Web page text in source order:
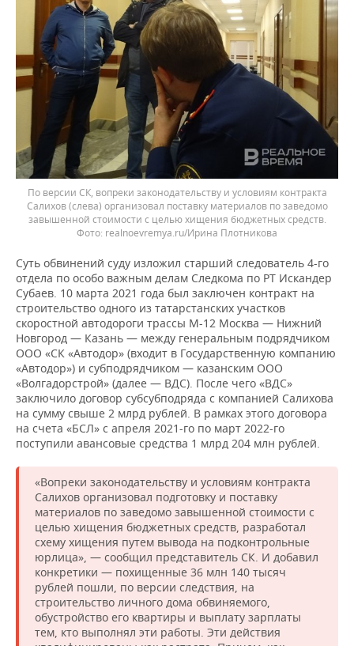
По версии СК, вопреки законодательству и условиям контракта
Салихов (слева) организовал поставку материалов по заведомо
завышенной стоимости с целью хищения бюджетных средств.
realnoevremya.ru/Ирина Плотникова
Суть обвинений суду изложил старший следователь 4-го
отдела по особо важным делам Следкома по РТ Искандер
Субаев. 10 марта 2021 года был заключен контракт на
строительство одного из татарстанских участков
скоростной автодороги трассы М-12 Москва — Нижний
Новгород — Казань — между генеральным подрядчиком
ООО «СК «Автодор» (входит в Государственную компанию
«Автодор») и субподрядчиком — казанским ООО
«Волгадорстрой» (далее — ВДС). После чего «ВДС»
заключило договор субсубподряда с компанией Салихова
на сумму свыше 2 млрд рублей. В рамках этого договора
на счета «БСЛ» с апреля 2021-го по март 2022-го
поступили авансовые средства 1 млрд 204 млн рублей.
«Вопреки законодательству и условиям контракта
Салихов организовал подготовку и поставку
материалов по заведомо завышенной стоимости с
целью хищения бюджетных средств, разработал
схему хищения путем вывода на подконтрольные
юрлица», — сообщил представитель СК. И добавил
конкретики — похищенные 36 млн 140 тысяч
рублей пошли, по версии следствия, на
строительство личного дома обвиняемого,
обустройство его квартиры и выплату зарплаты
тем, кто выполнял эти работы. Эти действия